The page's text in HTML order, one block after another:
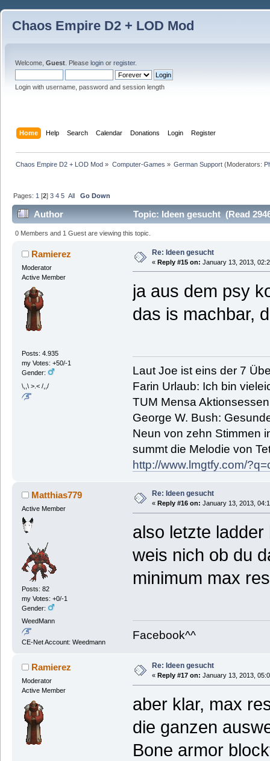
Chaos Empire D2 + LOD Mod
Welcome, Guest . Please login or register.
Login with username, password and session length
Home Help Search Calendar Donations Login Register
Chaos Empire D2 + LOD Mod » Computer-Games » German Support(Moderators:
Pages: 1 [2]3 4 5 All Go Down
Author Topic: Ideen gesucht (Read
0 Members and 1 Guest are viewing this topic.
Ramierez
Moderator
Active Member
Posts: 4.935
my Votes: +50/-1
Gender:
\,,\ >.< /,,/
Re: Ideen gesucht
« Reply #15 on: January 13, 2013,
ja aus dem psy
das is machbar,
Laut Joe ist eins der 7
Farin Urlaub: Ich bin
TUM Mensa
George W. Bush:
Neun von zehn Stimmen
summt die Melodie von
http://www.lmgtfy.com/
Matthias779
Active Member
Posts: 82
my Votes: +0/-1
Gender:
WeedMann
CE-Net Account: Weedmann
Re: Ideen gesucht
« Reply #16 on: January 13, 2013,
also letzte
weis nich ob du
minimum max
Facebook^^
Ramierez
Moderator
Active Member
Re: Ideen gesucht
« Reply #17 on: January 13, 2013,
aber klar, max
die ganzen
Bone armor